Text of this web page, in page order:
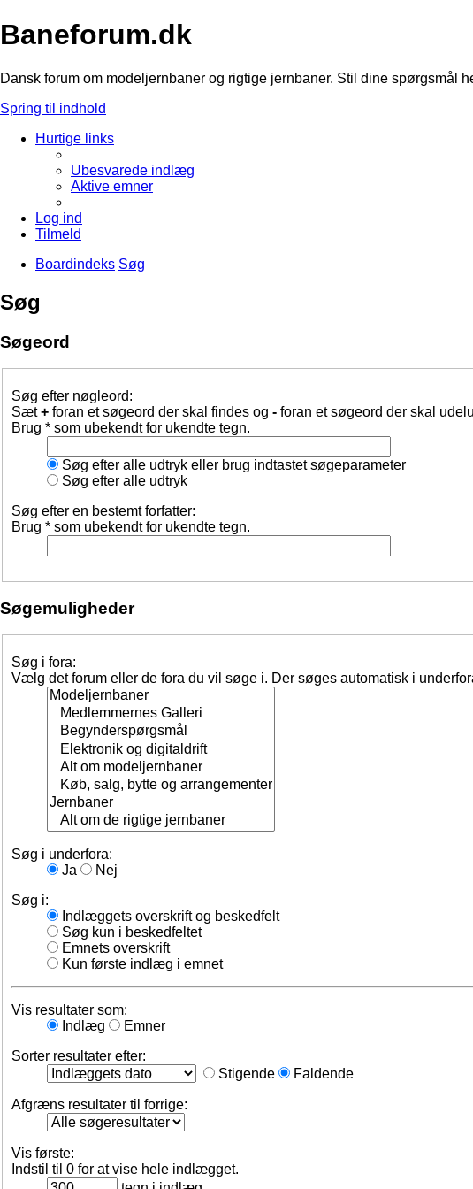
Baneforum.dk
Dansk forum om modeljernbaner og rigtige jernbaner. Stil dine spørgsmål
Spring til indhold
Hurtige links
Ubesvarede indlæg
Aktive emner
Log ind
Tilmeld
Boardindeks Søg
Søg
Søgeord
Søg efter nøgleord:
Sæt+ foran et søgeord der skal findes og - foran et søgeord der skal
Brug * som ubekendt for ukendte tegn.
Søg efter alle udtryk eller brug indtastet søgeparameter
Søg efter alle udtryk
Søg efter en bestemt forfatter:
Brug * som ubekendt for ukendte tegn.
Søgemuligheder
Søg i fora:
Vælg det forum eller de fora du vil søge i. Der søges automatisk i
Søg i underfora:
Ja
Nej
Søg i:
Indlæggets overskrift og beskedfelt
Søg kun i beskedfeltet
Emnets overskrift
Kun første indlæg i emnet
Vis resultater som:
Indlæg
Emner
Sorter resultater efter:
Stigende
Faldende
Afgræns resultater til forrige:
Vis første:
Indstil til 0 for at vise hele indlægget.